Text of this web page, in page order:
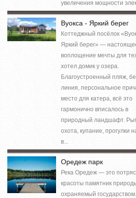
увеличения мощности
Вуокса - Яркий берег
Коттеджный посёлок
Яркий берег» —
воплощение мечты для
хотел домик у озера.
Благоустроенный пляж,
линия, персональное
место для катера, всё это
гармонично вписалось в
природный ландшафт.
охота, купание, прогулки
в...
Оредеж парк
Река Оредеж — это
красоты памятник
охраняемый